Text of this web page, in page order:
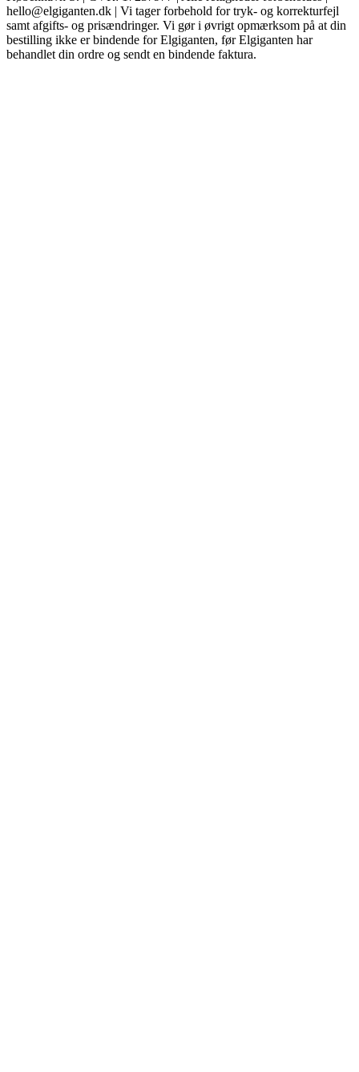
hello@elgiganten.dk | Vi tager forbehold for tryk- og korrekturfejl
samt afgifts- og prisændringer. Vi gør i øvrigt opmærksom på at din
bestilling ikke er bindende for Elgiganten, før Elgiganten har
behandlet din ordre og sendt en bindende faktura.